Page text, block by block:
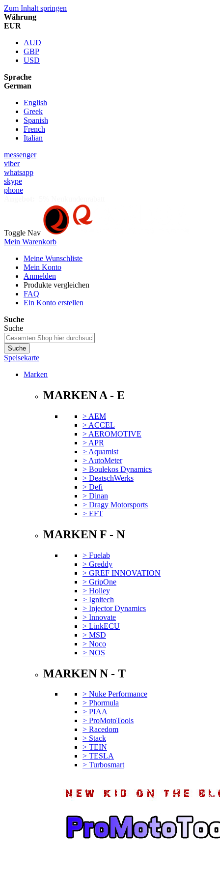
Zum Inhalt springen
Währung
EUR
AUD
GBP
USD
Sprache
German
English
Greek
Spanish
French
Italian
messenger
viber
whatsapp
skype
phone
Toggle Nav
Mein Warenkorb
Meine Wunschliste
Mein Konto
Anmelden
Produkte vergleichen
FAQ
Ein Konto erstellen
Suche
Suche
Suche
Speisekarte
Marken
MARKEN A - E
> AEM
> ACCEL
> AEROMOTIVE
> APR
> Aquamist
> AutoMeter
> Boulekos Dynamics
> DeatschWerks
> Defi
> Dinan
> Dragy Motorsports
> EFT
MARKEN F - N
> Fuelab
> Greddy
> GREF INNOVATION
> GripOne
> Holley
> Ignitech
> Injector Dynamics
> Innovate
> LinkECU
> MSD
> Noco
> NOS
MARKEN N - T
> Nuke Performance
> Phormula
> PIAA
> ProMotoTools
> Racedom
> Stack
> TEIN
> TESLA
> Turbosmart